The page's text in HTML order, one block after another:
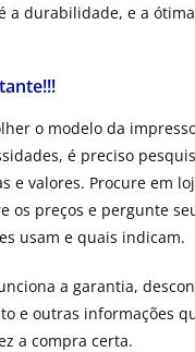
a durabilidade, e a
o modelo da
é preciso
e valores. Procure em
os preços e pergunte
usam e quais indicam.
a garantia,
e outras informações
a compra certa.